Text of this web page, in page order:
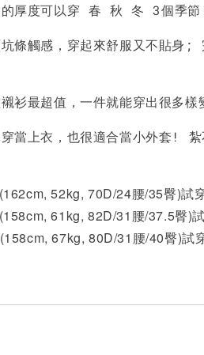
190
450
- + NT$ 190
NT$ 450
厚度可以穿 春 秋 冬 3個季
條觸感，穿起來舒服又不貼身;
衫最超值，一件就能穿出很多樣
當上衣，也很適合當小外套! 紮
52kg, 70D/24腰/35臀)試
61kg, 82D/31腰/37.5臀)
67kg, 80D/31腰/40臀)試